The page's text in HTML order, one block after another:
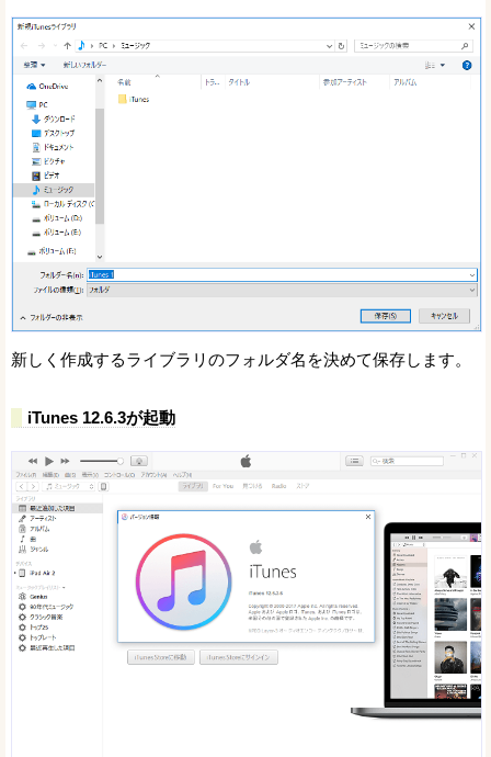
新しく作成するライブラリのフォルダ名を決めて保存します。
iTunes 12.6.3が起動